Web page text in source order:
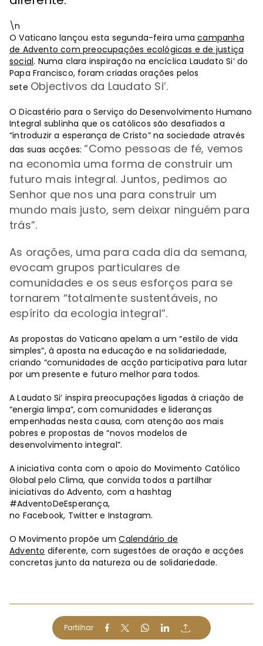
\n
O Vaticano lançou esta segunda-feira umacampanha
de Advento com preocupações ecológicas e de justiça
social. Numa clara inspiração na encíclica Laudato Si’ do
Papa Francisco, foram criadas orações pelos
sete Objectivos da Laudato Si’.
O Dicastério para o Serviço do Desenvolvimento Humano
Integral sublinha que os católicos são desafiados a
“introduzir a esperança de Cristo” na sociedade através
das suas acções:“Como pessoas de fé, vemos
na economia uma forma de construir um
futuro mais integral. Juntos, pedimos ao
Senhor que nos una para construir um
mundo mais justo, sem deixar ninguém para
trás”.
As orações, uma para cada dia da semana,
evocam grupos particulares de
comunidades e os seus esforços para se
tornarem “totalmente sustentáveis, no
espírito da ecologia integral”.
As propostas do Vaticano apelam a um “estilo de vida
simples”, à aposta na educação e na solidariedade,
criando “comunidades de acção participativa para lutar
por um presente e futuro melhor para todos.
A Laudato Si’ inspira preocupações ligadas à criação de
“energia limpa”, com comunidades e lideranças
empenhadas nesta causa, com atenção aos mais
pobres e propostas de “novos modelos de
desenvolvimento integral”.
A iniciativa conta com o apoio do Movimento Católico
Global pelo Clima, que convida todos a partilhar
iniciativas do Advento, com a hashtag
#AdventoDeEsperança,
no Facebook, Twitter e Instagram.
O Movimento propõe umCalendário de
Advento diferente, com sugestões de oração e acções
concretas junto da natureza ou de solidariedade.
Partilhar